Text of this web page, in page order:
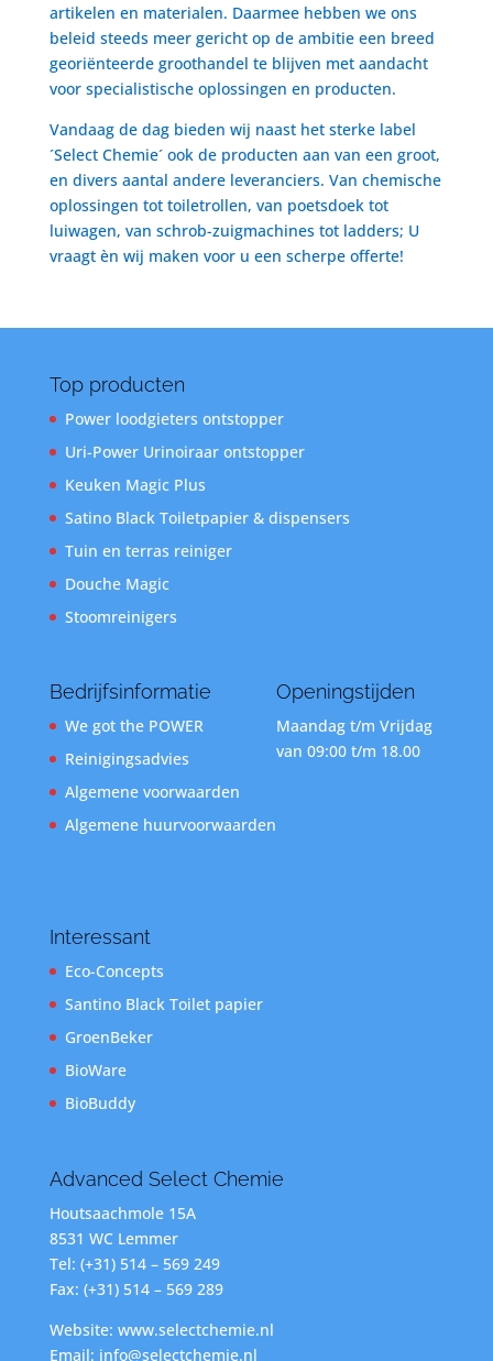
artikelen en materialen. Daarmee hebben we ons
beleid steeds meer gericht op de ambitie een breed
georiënteerde groothandel te blijven met aandacht
voor specialistische oplossingen en producten.
Vandaag de dag bieden wij naast het sterke label
´Select Chemie´ ook de producten aan van een groot,
en divers aantal andere leveranciers. Van chemische
oplossingen tot toiletrollen, van poetsdoek tot
luiwagen, van schrob-zuigmachines tot ladders; U
vraagt èn wij maken voor u een scherpe offerte!
Top producten
Power loodgieters ontstopper
Uri-Power Urinoiraar ontstopper
Keuken Magic Plus
Satino Black Toiletpapier & dispensers
Tuin en terras reiniger
Douche Magic
Stoomreinigers
Bedrijfsinformatie
We got the POWER
Reinigingsadvies
Algemene voorwaarden
Algemene huurvoorwaarden
Openingstijden
Maandag t/m Vrijdag
van 09:00 t/m 18.00
Interessant
Eco-Concepts
Santino Black Toilet papier
GroenBeker
BioWare
BioBuddy
Advanced Select Chemie
Houtsaachmole 15A
8531 WC Lemmer
Tel: (+31) 514 – 569 249
Fax: (+31) 514 – 569 289
Website: www.selectchemie.nl
Email: info@selectchemie.nl